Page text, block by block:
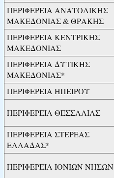
ΠΕΡΙΦΕΡΕΙΑ ΑΝΑΤΟΛΙΚΗΣ
ΜΑΚΕΔΟΝΙΑΣ & ΘΡΑΚΗΣ
ΠΕΡΙΦΕΡΕΙΑ ΚΕΝΤΡΙΚΗΣ
ΜΑΚΕΔΟΝΙΑΣ
ΠΕΡΙΦΕΡΕΙΑ ΔΥΤΙΚΗΣ
ΜΑΚΕΔΟΝΙΑΣ*
ΠΕΡΙΦΕΡΕΙΑ ΗΠΕΙΡΟΥ
ΠΕΡΙΦΕΡΕΙΑ ΘΕΣΣΑΛΙΑΣ
ΠΕΡΙΦΕΡΕΙΑ ΣΤΕΡΕΑΣ
ΕΛΛΑΔΑΣ*
ΠΕΡΙΦΕΡΕΙΑ ΙΟΝΙΩΝ ΝΗΣΩΝ